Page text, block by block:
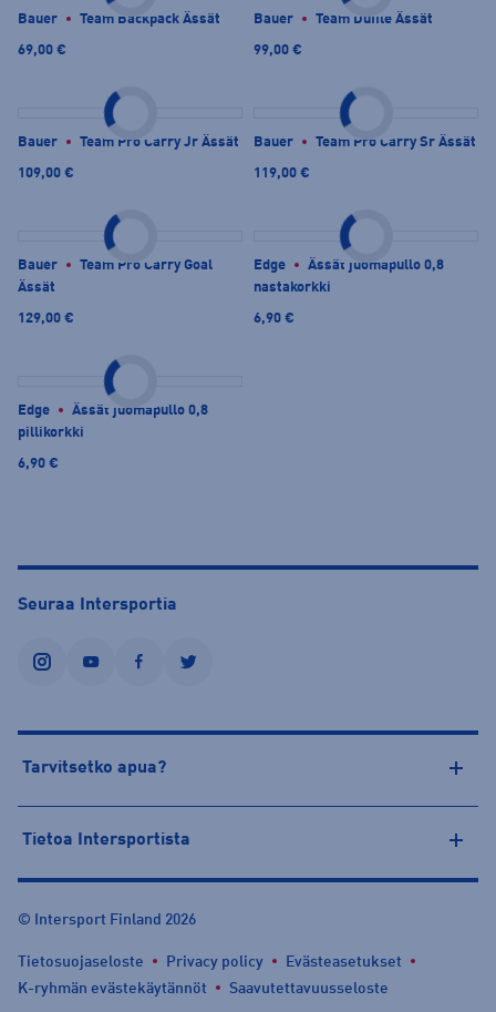
Bauer Team Backpack Ässät
69,00 €
Bauer Team Duffle Ässät
99,00 €
Bauer Team Pro Carry Jr Ässät
109,00 €
Bauer Team Pro Carry Sr Ässät
119,00 €
Bauer
Team Pro Carry Goal
Ässät
129,00 €
Edge
Ässät juomapullo 0,8
nastakorkki
6,90 €
Edge
Ässät juomapullo 0,8
pillikorkki
6,90 €
Seuraa Intersportia
instagramyoutubefacebooktwitter
Tarvitsetko apua?
Tietoa Intersportista
© Intersport Finland 2026
Tietosuojaseloste Privacy policy
Evästeasetukset
K-ryhmän evästekäytännöt
Saavutettavuusseloste